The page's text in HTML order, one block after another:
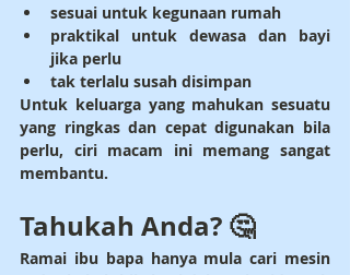
sesuai untuk kegunaan rumah
praktikal untuk dewasa dan bayi
jika perlu
tak terlalu susah disimpan
Untuk keluarga yang mahukan sesuatu
yang ringkas dan cepat digunakan bila
perlu, ciri macam ini memang sangat
membantu.
Tahukah Anda? 🤔
Ramai ibu bapa hanya mula cari mesin